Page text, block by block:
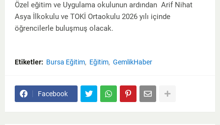
Özel eğitim ve Uygulama okulunun ardından Arif Nihat
Asya İlkokulu ve TOKİ Ortaokulu 2026 yılı içinde
öğrencilerle buluşmuş olacak.
Etiketler: Bursa Eğitim Eğitim GemlikHaber
Facebook